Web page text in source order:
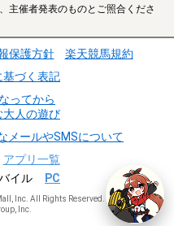
主催者発表のものとご照合くださ
保護方針
楽天競馬規約
基づく表記
ってから
大人の遊び
メールやSMSについて
アプリ一覧
イル PC
Inc. All Rights Reserved.
Inc.